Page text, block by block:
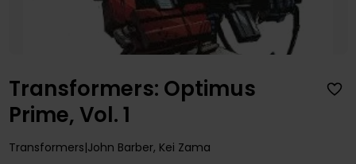
Transformers: Optimus
Prime, Vol. 1
Transformers John Barber, Kei Zama